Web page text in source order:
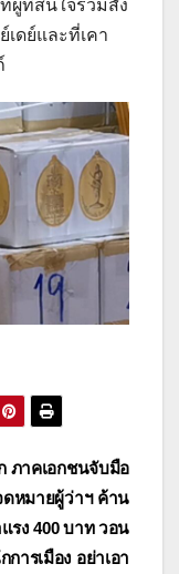
ผู้ที่สนใจร่วมสั่ง
ดย์และที่เคา
ภาคเอกชนจับมือ
หมายผู้ว่าฯ ค้าน
รง 400 บาท วอน
การเมือง อย่าเอา